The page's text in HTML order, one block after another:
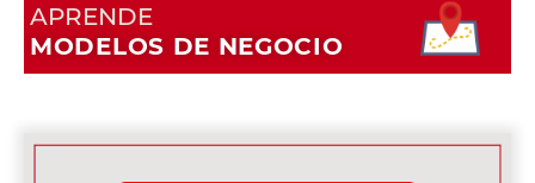
APRENDE
MODELOS DE NEGOCIO